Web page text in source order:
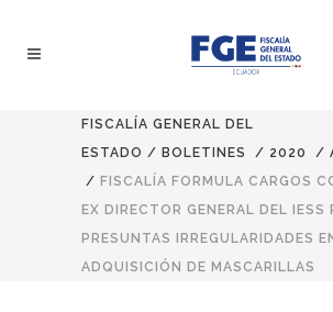
FISCALÍA GENERAL DEL
ESTADO / BOLETINES / 2020 /
/ FISCALÍA FORMULA CARGOS
EX DIRECTOR GENERAL DEL IESS
PRESUNTAS IRREGULARIDADES
ADQUISICIÓN DE MASCARILLAS